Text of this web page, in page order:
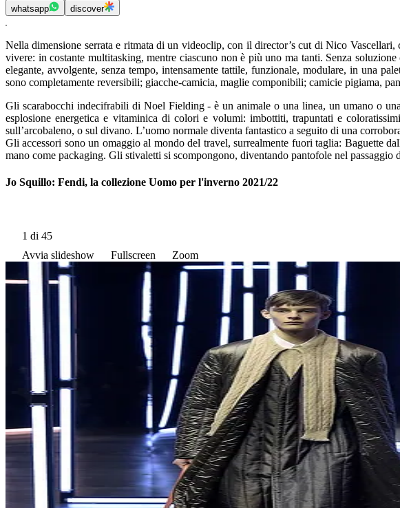
whatsapp discover
Nella dimensione serrata e ritmata di un videoclip, con il director’s cut di Nico
vivere: in costante multitasking, mentre ciascuno non è più uno ma tanti. Senza
elegante, avvolgente, senza tempo, intensamente tattile, funzionale, modulare, in una
sono completamente reversibili; giacche-camicia, maglie componibili; camicie pigiama,
Gli scarabocchi indecifrabili di Noel Fielding - è un animale o una linea, un umano o
esplosione energetica e vitaminica di colori e volumi: imbottiti, trapuntati e
sull’arcobaleno, o sul divano. L’uomo normale diventa fantastico a seguito di una
Gli accessori sono un omaggio al mondo del travel, surrealmente fuori taglia: Baguette
mano come packaging. Gli stivaletti si scompongono, diventando pantofole nel passaggio
Jo Squillo: Fendi, la collezione Uomo per l'inverno 2021/22
1 di 45
Avvia slideshow
Fullscreen Zoom